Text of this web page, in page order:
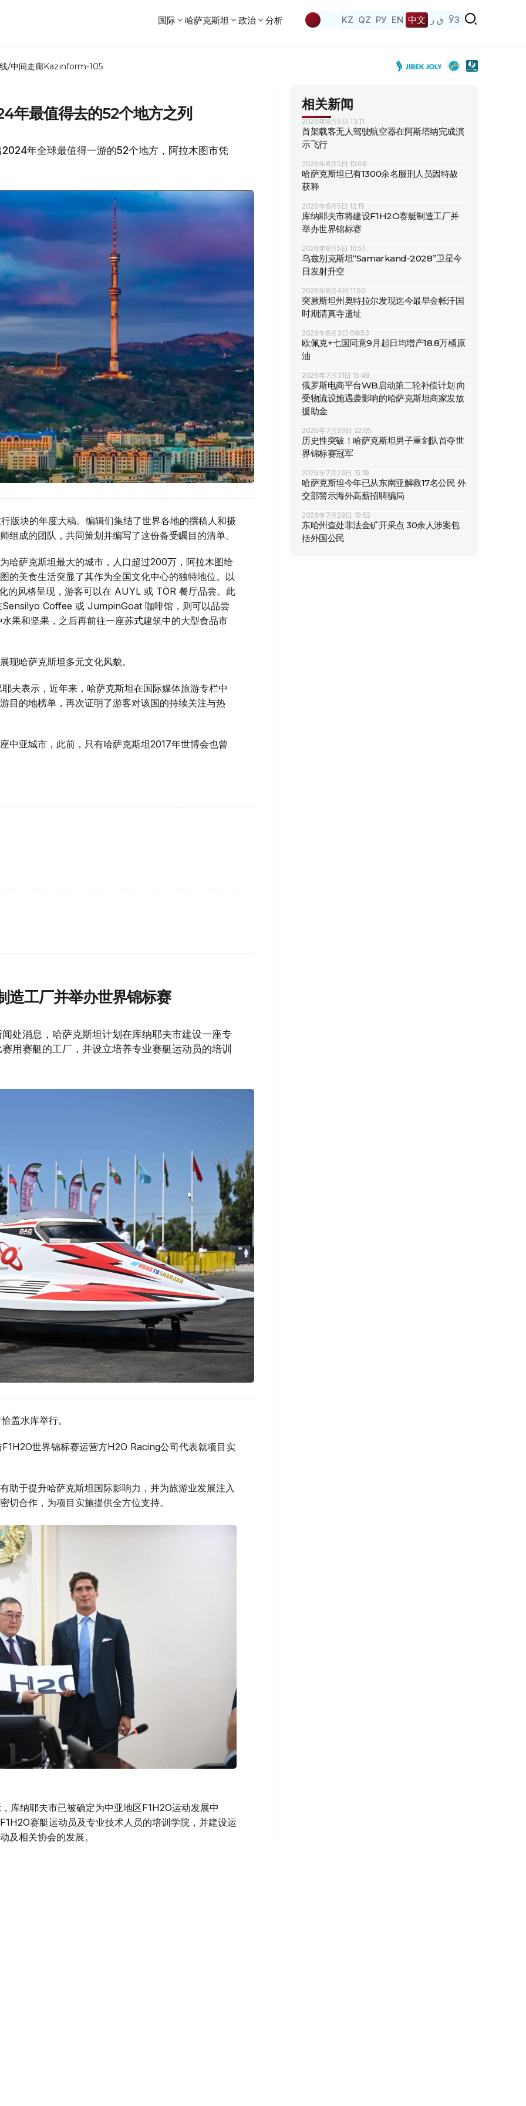
国际 哈萨克斯坦 政治 分析 KZ QZ РУ EN 中文 ق ز ЎЗ
/中间走廊Kazinform-105
年最值得去的52个地方之列
年全球最值得一游的52个地方，阿拉木图市凭
版块的年度大稿。编辑们集结了世界各地的撰稿人和摄
成的团队，共同策划并编写了这份备受瞩目的清单。
哈萨克斯坦最大的城市，人口超过200万，阿拉木图给
的美食生活突显了其作为全国文化中心的独特地位。以
的风格呈现，游客可以在 AUYL 或 TÖR 餐厅品尝。此
Coffee 或 JumpinGoat 咖啡馆，则可以品尝
果和坚果，之后再前往一座苏式建筑中的大型食品市
现哈萨克斯坦多元文化风貌。
夫表示，近年来，哈萨克斯坦在国际媒体旅游专栏中
目的地榜单，再次证明了游客对该国的持续关注与热
中亚城市，此前，只有哈萨克斯坦2017年世博会也曾
造工厂并举办世界锦标赛
处消息，哈萨克斯坦计划在库纳耶夫市建设一座专
用赛艇的工厂，并设立培养专业赛艇运动员的培训
盖水库举行。
世界锦标赛运营方H2O Racing公司代表就项目实
助于提升哈萨克斯坦国际影响力，并为旅游业发展注入
切合作，为项目实施提供全方位支持。
库纳耶夫市已被确定为中亚地区F1H2O运动发展中
赛艇运动员及专业技术人员的培训学院，并建设运
及相关协会的发展。
相关新闻
2026年8月6日 13:11
首架载客无人驾驶航空器在阿斯塔纳完成演
示飞行
2026年8月5日 15:08
哈萨克斯坦已有1300余名服刑人员因特赦
获释
2026年8月5日 12:15
库纳耶夫市将建设F1H2O赛艇制造工厂并
举办世界锦标赛
2026年8月5日 10:51
乌兹别克斯坦“Samarkand-2028”卫星今
日发射升空
2026年8月4日 11:50
突厥斯坦州奥特拉尔发现迄今最早金帐汗国
时期清真寺遗址
2026年8月3日 09:53
欧佩克+七国同意9月起日均增产18.8万桶原
油
2026年7月31日 15:48
俄罗斯电商平台WB启动第二轮补偿计划 向
受物流设施遇袭影响的哈萨克斯坦商家发放
援助金
2026年7月29日 22:05
历史性突破！哈萨克斯坦男子重剑队首夺世
界锦标赛冠军
2026年7月29日 15:19
哈萨克斯坦今年已从东南亚解救17名公民 外
交部警示海外高薪招聘骗局
2026年7月29日 10:52
东哈州查处非法金矿开采点 30余人涉案包
括外国公民